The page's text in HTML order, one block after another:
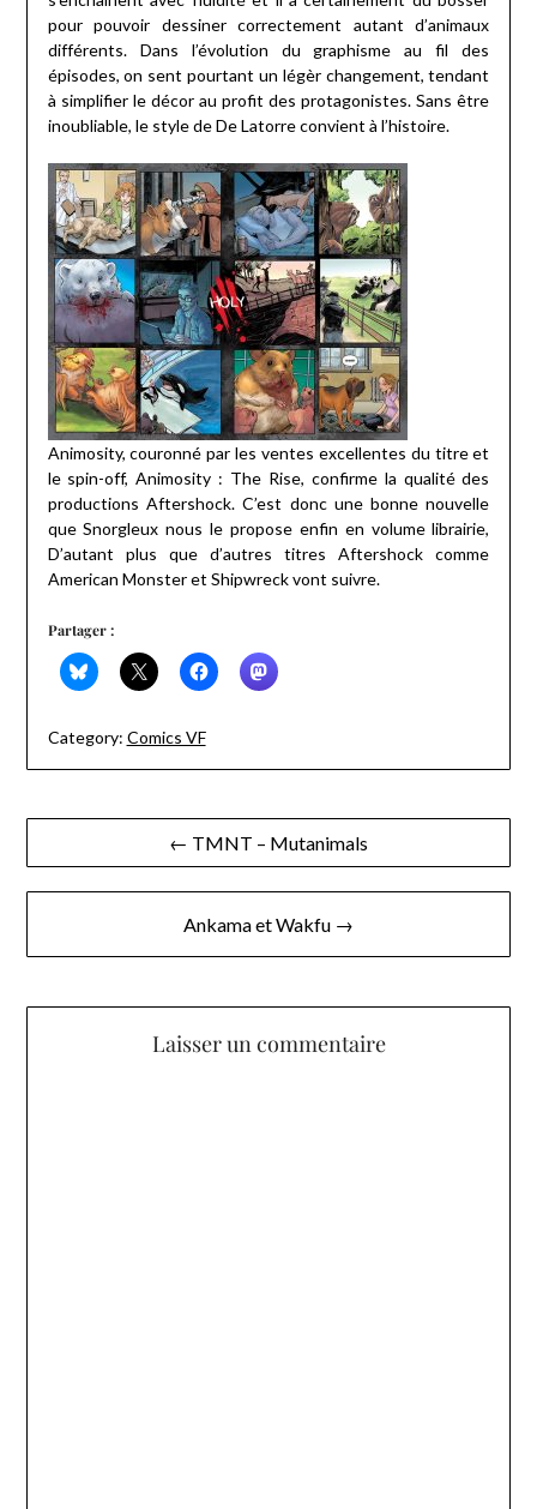
pour pouvoir dessiner correctement autant d’animaux
différents. Dans l’évolution du graphisme au fil des
épisodes, on sent pourtant un légèr changement, tendant
à simplifier le décor au profit des protagonistes. Sans être
inoubliable, le style de De Latorre convient à l’histoire.
Animosity, couronné par les ventes excellentes du titre et
le spin-off, Animosity : The Rise, confirme la qualité des
productions Aftershock. C’est donc une bonne nouvelle
que Snorgleux nous le propose enfin en volume librairie,
D’autant plus que d’autres titres Aftershock comme
American Monster et Shipwreck vont suivre.
Partager :
Category: Comics VF
Navigation
de
← TMNT – Mutanimals
Ankama et Wakfu →
Laisser un commentaire